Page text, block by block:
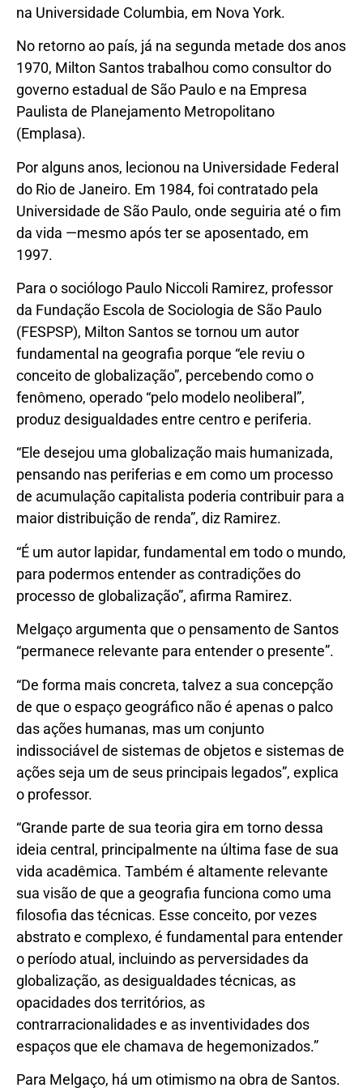
na Universidade Columbia, em Nova York.
No retorno ao país, já na segunda metade dos anos
1970, Milton Santos trabalhou como consultor do
governo estadual de São Paulo e na Empresa
Paulista de Planejamento Metropolitano
(Emplasa).
Por alguns anos, lecionou na Universidade Federal
do Rio de Janeiro. Em 1984, foi contratado pela
Universidade de São Paulo, onde seguiria até o fim
da vida —mesmo após ter se aposentado, em
1997.
Para o sociólogo Paulo Niccoli Ramirez, professor
da Fundação Escola de Sociologia de São Paulo
(FESPSP), Milton Santos se tornou um autor
fundamental na geografia porque “ele reviu o
conceito de globalização”, percebendo como o
fenômeno, operado “pelo modelo neoliberal”,
produz desigualdades entre centro e periferia.
“Ele desejou uma globalização mais humanizada,
pensando nas periferias e em como um processo
de acumulação capitalista poderia contribuir para a
maior distribuição de renda”, diz Ramirez.
“É um autor lapidar, fundamental em todo o mundo,
para podermos entender as contradições do
processo de globalização”, afirma Ramirez.
Melgaço argumenta que o pensamento de Santos
“permanece relevante para entender o presente”.
“De forma mais concreta, talvez a sua concepção
de que o espaço geográfico não é apenas o palco
das ações humanas, mas um conjunto
indissociável de sistemas de objetos e sistemas de
ações seja um de seus principais legados”, explica
o professor.
“Grande parte de sua teoria gira em torno dessa
ideia central, principalmente na última fase de sua
vida acadêmica. Também é altamente relevante
sua visão de que a geografia funciona como uma
filosofia das técnicas. Esse conceito, por vezes
abstrato e complexo, é fundamental para entender
o período atual, incluindo as perversidades da
globalização, as desigualdades técnicas, as
opacidades dos territórios, as
contrarracionalidades e as inventividades dos
espaços que ele chamava de hegemonizados.”
Para Melgaço, há um otimismo na obra de Santos.